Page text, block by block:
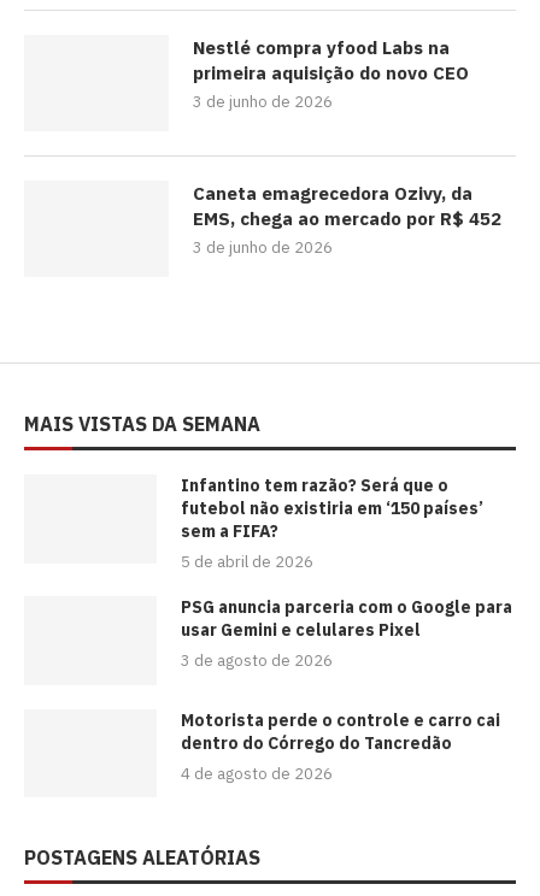
Nestlé compra yfood Labs na
primeira aquisição do novo CEO
3 de junho de 2026
Caneta emagrecedora Ozivy, da
EMS, chega ao mercado por R$ 452
3 de junho de 2026
MAIS VISTAS DA SEMANA
⁠Infantino tem razão? Será que o
futebol não existiria em ‘150 países’
sem a FIFA?
5 de abril de 2026
PSG anuncia parceria com o Google para
usar Gemini e celulares Pixel
3 de agosto de 2026
Motorista perde o controle e carro cai
dentro do Córrego do Tancredão
4 de agosto de 2026
POSTAGENS ALEATÓRIAS